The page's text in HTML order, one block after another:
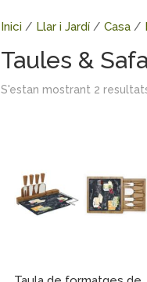
Inici / Llar i Jardí /Casa /
Taules &
S'estan mostrant 2